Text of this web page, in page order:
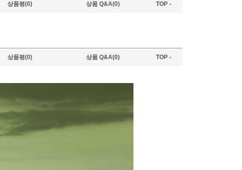
상품평(0) 상품 Q&A(0) TOP
상품평(0) 상품 Q&A(0) TOP